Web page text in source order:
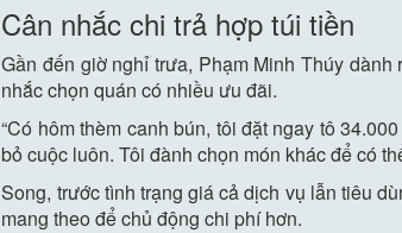
Cân nhắc chi trả hợp túi tiền
Gần đến giờ nghỉ trưa, Phạm Minh Thúy
nhắc chọn quán có nhiều ưu đãi.
“Có hôm thèm canh bún, tôi đặt ngay tô
bỏ cuộc luôn. Tôi đành chọn món khác để có
Song, trước tình trạng giá cả dịch vụ lẫn tiêu
mang theo để chủ động chi phí hơn.